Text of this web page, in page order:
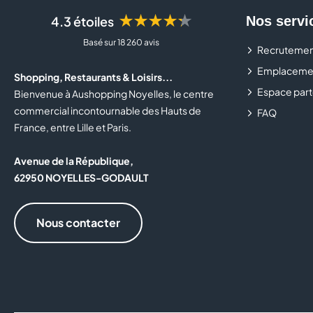
4.3 étoiles ★★★★★
Basé sur 18 260 avis
Shopping, Restaurants & Loisirs...
Bienvenue à Aushopping Noyelles, le centre
commercial incontournable des Hauts de
France, entre Lille et Paris.
Avenue de la République,
62950 NOYELLES-GODAULT
Nous contacter
Nos
Espace
FAQ